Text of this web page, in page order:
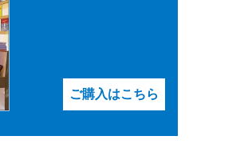
ご購入はこちら